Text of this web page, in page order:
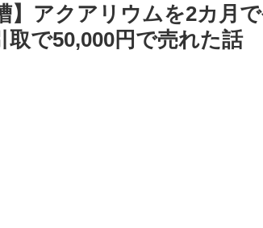
】アクアリウムを2カ月
取で50,000円で売れた話